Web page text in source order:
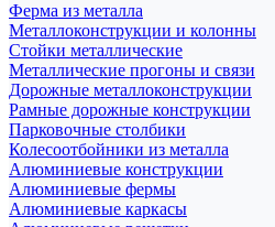
Ферма из металла
Металлоконструкции и колонны
Стойки металлические
Металлические прогоны и связи
Дорожные металлоконструкции
Рамные дорожные конструкции
Парковочные столбики
Колесоотбойники из металла
Алюминиевые конструкции
Алюминиевые фермы
Алюминиевые каркасы